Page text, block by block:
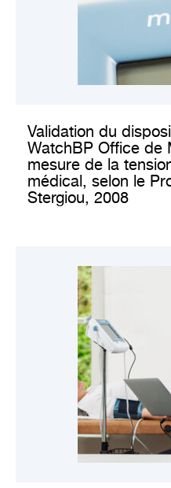
Validation du
WatchBP Office de
mesure de la
médical, selon le
Stergiou, 2008
CONSULTER LA
CONSULTER LA